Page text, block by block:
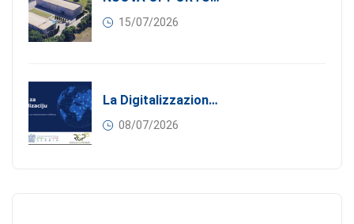
15/07/2026
La Digitalizzazione Come Motore Dell’internazionalizzazione
08/07/2026